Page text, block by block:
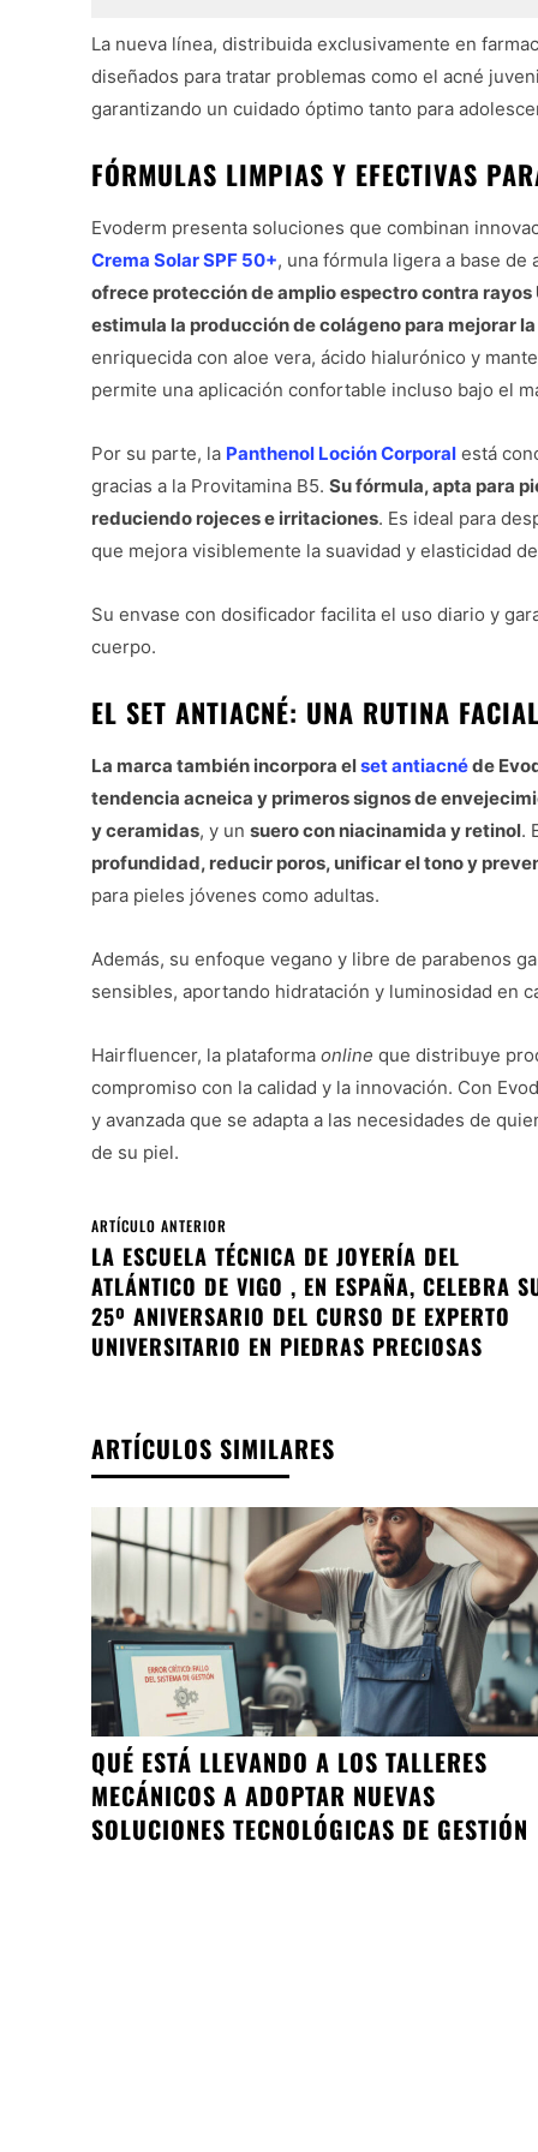
La nueva línea, distribuida exclusivamente en
diseñados para tratar problemas como el acné
garantizando un cuidado óptimo tanto para
FÓRMULAS LIMPIAS Y EFECTIVAS
Evoderm presenta soluciones que combinan
Crema Solar SPF 50+, una fórmula ligera a base
ofrece protección de amplio espectro contra
estimula la producción de colágeno para mejorar
enriquecida con aloe vera, ácido hialurónico y
permite una aplicación confortable incluso bajo el
Por su parte, la Panthenol Loción Corporal está
gracias a la Provitamina B5. Su fórmula, apta para
reduciendo rojeces e irritaciones. Es ideal para
que mejora visiblemente la suavidad y elasticidad
Su envase con dosificador facilita el uso diario y
cuerpo.
EL SET ANTIACNÉ: UNA RUTINA
La marca también incorpora elset antiacnéde
tendencia acneica y primeros signos de
y ceramidas, y un suero con niacinamida y retinol.
profundidad, reducir poros, unificar el tono y
para pieles jóvenes como adultas.
Además, su enfoque vegano y libre de parabenos
sensibles, aportando hidratación y luminosidad en
Hairfluencer, la plataforma online que distribuye
compromiso con la calidad y la innovación. Con
y avanzada que se adapta a las necesidades de
de su piel.
ARTÍCULO ANTERIOR
LA ESCUELA TÉCNICA DE JOYERÍA DEL
ATLÁNTICO DE VIGO , EN ESPAÑA, CELEBRA
25º ANIVERSARIO DEL CURSO DE EXPERTO
UNIVERSITARIO EN PIEDRAS PRECIOSAS
ARTÍCULOS SIMILARES
QUÉ ESTÁ LLEVANDO A LOS TALLERES
MECÁNICOS A ADOPTAR NUEVAS
SOLUCIONES TECNOLÓGICAS DE GESTIÓN